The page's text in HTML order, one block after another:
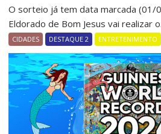
O sorteio já tem data marcada (01/
Eldorado de Bom Jesus vai realizar
CIDADES DESTAQUE 2 ENTRETENIMENTO